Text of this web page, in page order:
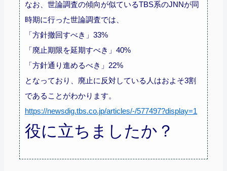
なお、世論調査の傾向が似ているTBS系のJNNが同
時期に行った世論調査では、
「方針撤回すべき」33%
「廃止期限を延期すべき」40%
「方針通り進めるべき」22%
となっており、廃止に反対している人はおよそ3割
であることがわかります。
https://newsdig.tbs.co.jp/articles/-/577497?display=1
役に立ちましたか？